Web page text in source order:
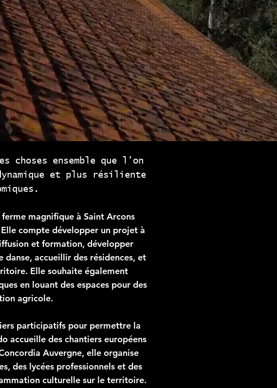
choses ensemble que l'on
et plus résiliente
magnifique à Saint Arcons
compte développer un projet à
et formation, développer
accueillir des résidences, et
Elle souhaite également
en louant des espaces pour des
agricole.
participatifs pour permettre la
accueille des chantiers européens
Auvergne, elle organise
des lycées professionnels et des
culturelle sur le territoire.